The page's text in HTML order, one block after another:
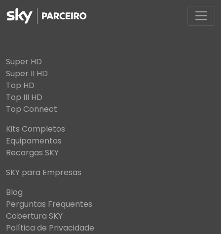
Super HD
Super II HD
Top HD
Top III HD
Top Connect
Kits Completos
Equipamentos
Recargas SKY
SKY para Empresas
Blog
Perguntas Frequentes
Cobertura SKY
Política de Privacidade